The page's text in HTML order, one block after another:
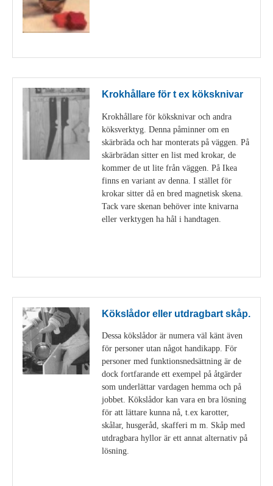
Krokhållare för t ex köksknivar
Krokhållare för köksknivar och andra
köksverktyg. Denna påminner om en
skärbräda och har monterats på väggen. På
skärbrädan sitter en list med krokar, de
kommer de ut lite från väggen. På Ikea
finns en variant av denna. I stället för
krokar sitter då en bred magnetisk skena.
Tack vare skenan behöver inte knivarna
eller verktygen ha hål i handtagen.
Kökslådor eller utdragbart skåp.
Dessa kökslådor är numera väl känt även
för personer utan något handikapp. För
personer med funktionsnedsättning är de
dock fortfarande ett exempel på åtgärder
som underlättar vardagen hemma och på
jobbet. Kökslådor kan vara en bra lösning
för att lättare kunna nå, t.ex karotter,
skålar, husgeråd, skafferi m m. Skåp med
utdragbara hyllor är ett annat alternativ på
lösning.